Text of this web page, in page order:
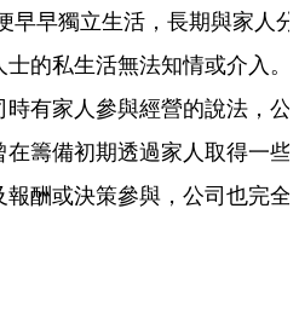
早早獨立生活，長期與家人分
的私生活無法知情或介入。
有家人參與經營的說法，公
籌備初期透過家人取得一些
酬或決策參與，公司也完全